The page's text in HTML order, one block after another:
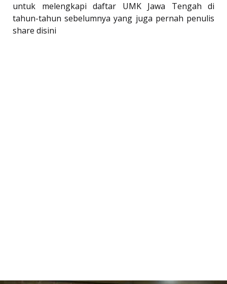
untuk melengkapi daftar UMK Jawa Tengah di
tahun-tahun sebelumnya yang juga pernah penulis
share disini